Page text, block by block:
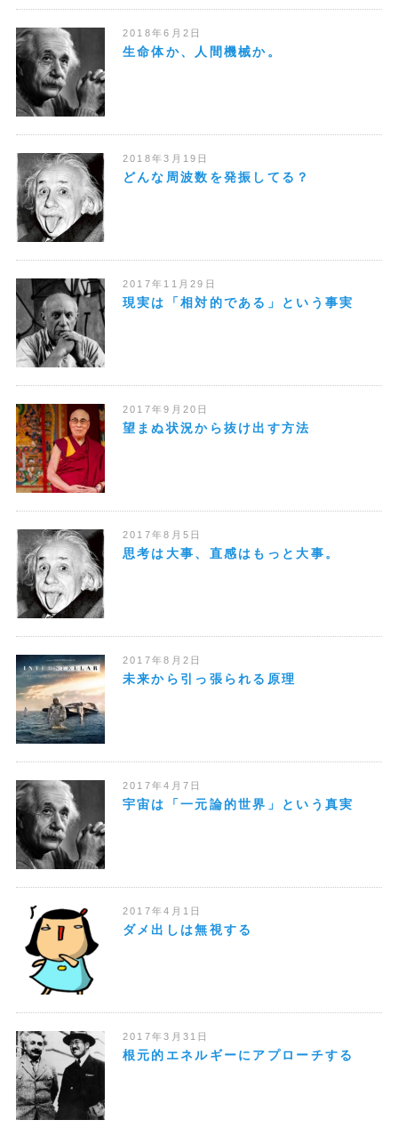
2018年6月2日
生命体か、人間機械か。
2018年3月19日
どんな周波数を発振してる？
2017年11月29日
現実は「相対的である」という事実
2017年9月20日
望まぬ状況から抜け出す方法
2017年8月5日
思考は大事、直感はもっと大事。
2017年8月2日
未来から引っ張られる原理
2017年4月7日
宇宙は「一元論的世界」という真実
2017年4月1日
ダメ出しは無視する
2017年3月31日
根元的エネルギーにアプローチする